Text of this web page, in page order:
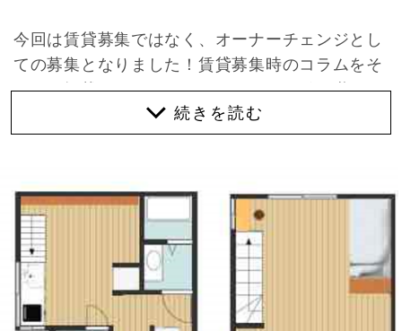
今回は賃貸募集ではなく、オーナーチェンジとし
ての募集となりました！賃貸募集時のコラムをそ
のまま掲載させていただきますので、引き継いで
くれる方も是非イメージしてみてください。
※年間賃料収入840,000円 表面利回り8.41％
-賃貸募集時のコラム-
そんな物件は千本下長者町を東に入って細い通路
の先にある3連棟の南端で、なんと改装は全てオ
ーナーさんの手によるもの。それぞれのこだわり
ポイントやちょっとした気の利かせ方には頷くば